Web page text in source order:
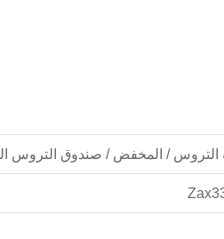
التروس / المخفض / صندوق التروس